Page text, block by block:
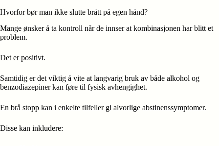
Hvorfor bør man ikke slutte brått på egen hånd?
Mange ønsker å ta kontroll når de innser at kombinasjonen har blitt et
problem.
Det er positivt.
Samtidig er det viktig å vite at langvarig bruk av både alkohol og
benzodiazepiner kan føre til fysisk avhengighet.
En brå stopp kan i enkelte tilfeller gi alvorlige abstinenssymptomer.
Disse kan inkludere: